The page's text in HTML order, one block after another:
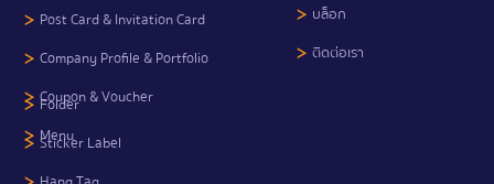
Menu
Coupon & Voucher
Company Profile & Portfolio
Post Card & Invitation Card
ติดต่อเรา
บล็อก
Folder
Sticker Label